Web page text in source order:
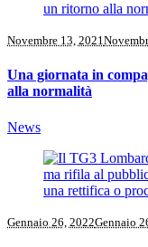
Novembre 13, 2021
Una giornata in
alla normalità
News
Gennaio 26, 2022Gennaio